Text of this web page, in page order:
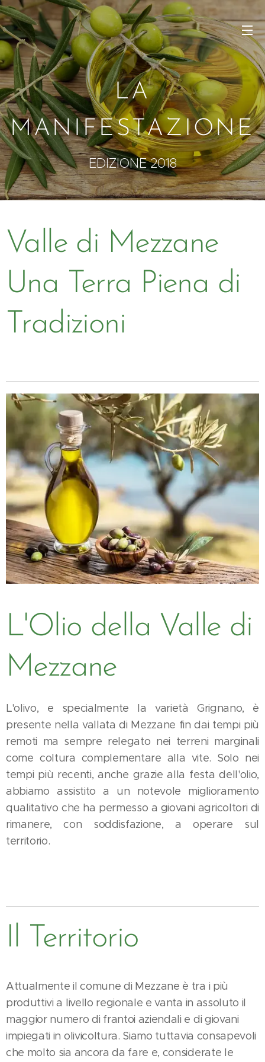
LA
MANIFESTAZIONE
EDIZIONE 2018
Valle di Mezzane
Una Terra Piena di
Tradizioni
L'Olio della Valle di
Mezzane
L'olivo, e specialmente la varietà Grignano, è
presente nella vallata di Mezzane fin dai tempi più
remoti ma sempre relegato nei terreni marginali
come coltura complementare alla vite. Solo nei
tempi più recenti, anche grazie alla festa dell'olio,
abbiamo assistito a un notevole miglioramento
qualitativo che ha permesso a giovani agricoltori di
rimanere, con soddisfazione, a operare sul
territorio.
Il Territorio
Attualmente il comune di Mezzane è tra i più
produttivi a livello regionale e vanta in assoluto il
maggior numero di frantoi aziendali e di giovani
impiegati in olivicoltura. Siamo tuttavia consapevoli
che molto sia ancora da fare e, considerate le